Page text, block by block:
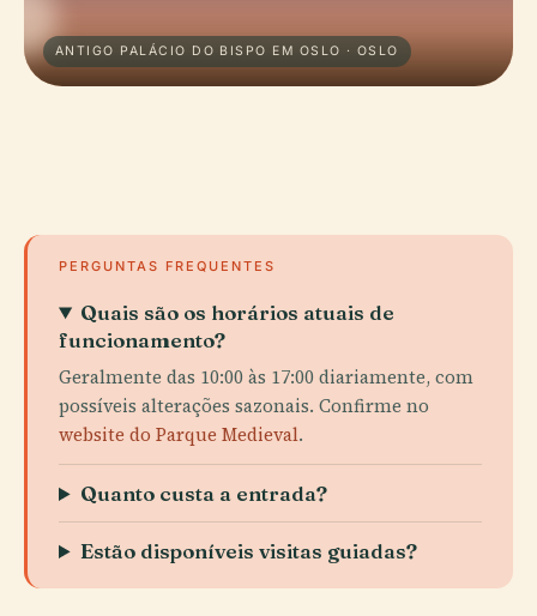
ANTIGO PALÁCIO DO BISPO EM OSLO · OSLO
PERGUNTAS FREQUENTES
Quais são os horários atuais de
funcionamento?
Geralmente das 10:00 às 17:00 diariamente, com
possíveis alterações sazonais. Confirme no
website do Parque Medieval.
Quanto custa a entrada?
Estão disponíveis visitas guiadas?